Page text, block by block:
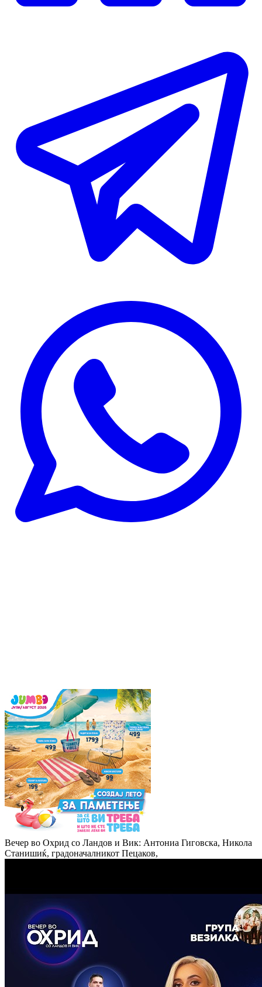
Вечер во Охрид со Ландов и Вик: Антониа Гиговска, Никола
Станишиќ, градоначалникот Пецаков,